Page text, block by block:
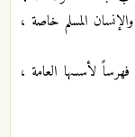
المسلم خاصة ،
لأسسها العامة ،